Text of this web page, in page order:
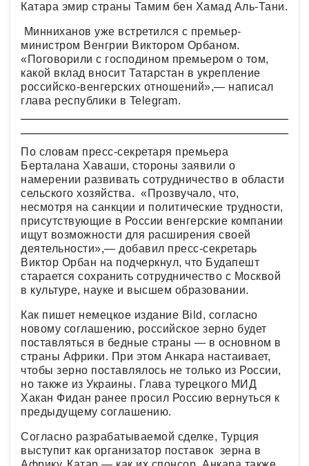
Катара эмир страны Тамим бен Хамад Аль-Тани.
Минниханов уже встретился с премьер-
министром Венгрии Виктором Орбаном.
«Поговорили с господином премьером о том,
какой вклад вносит Татарстан в укрепление
российско-венгерских отношений»,— написал
глава республики в Telegram.
По словам пресс-секретаря премьера
Берталана Хаваши, стороны заявили о
намерении развивать сотрудничество в области
сельского хозяйства. «Прозвучало, что,
несмотря на санкции и политические трудности,
присутствующие в России венгерские компании
ищут возможности для расширения своей
деятельности»,— добавил пресс-секретарь
Виктор Орбан на подчеркнул, что Будапешт
старается сохранить сотрудничество с Москвой
в культуре, науке и высшем образовании.
Как пишет немецкое издание Bild, согласно
новому соглашению, российское зерно будет
поставляться в бедные страны — в основном в
страны Африки. При этом Анкара настаивает,
чтобы зерно поставлялось не только из России,
но также из Украины. Глава турецкого МИД
Хакан Фидан ранее просил Россию вернуться к
предыдущему соглашению.
Согласно разрабатываемой сделке, Турция
выступит как организатор поставок зерна в